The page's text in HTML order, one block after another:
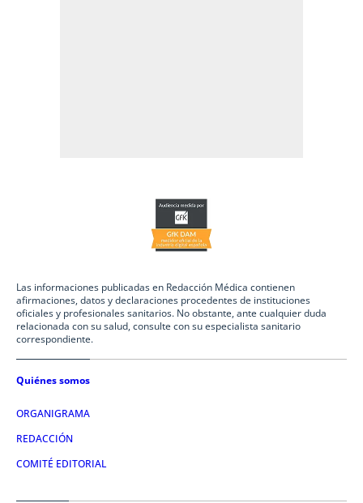
Las informaciones publicadas en Redacción Médica contienen
afirmaciones, datos y declaraciones procedentes de instituciones
oficiales y profesionales sanitarios. No obstante, ante cualquier duda
relacionada con su salud, consulte con su especialista sanitario
correspondiente.
Quiénes somos
ORGANIGRAMA
REDACCIÓN
COMITÉ EDITORIAL